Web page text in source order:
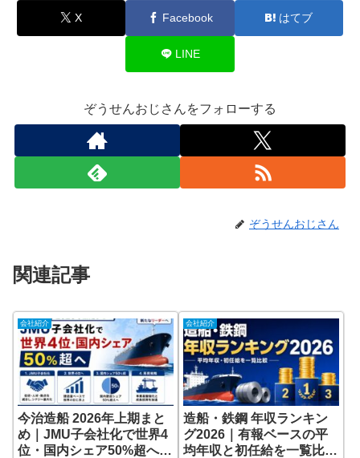
X Facebook はてブ
LINE
ぞうせんおじさんをフォローする
ぞうせんおじさん
関連記事
会社紹介
今治造船 2026年上期まと
め｜JMU子会社化で世界4
位・国内シェア50%超へ。
会社紹介
造船・鉄鋼 年収ランキン
グ2026｜有報ベースの平
均年収と初任給を一覧比較